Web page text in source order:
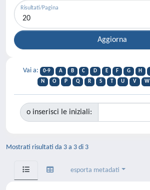
Risultati/Pagina
Vai a: 0-9 A B C D E F G H
N
O P Q R S T U V W
o inserisci le iniziali:
Mostrati risultati da 3 a 3 di 3
esporta metadati